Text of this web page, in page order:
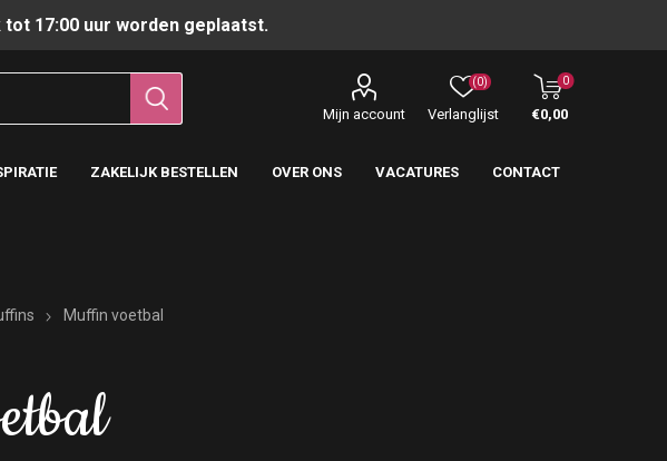
17:00 uur worden geplaatst.
Mijn account Verlanglijst
(0) 0
€0,00
ZAKELIJK BESTELLEN OVER ONS VACATURES CONTACT
Muffin voetbal